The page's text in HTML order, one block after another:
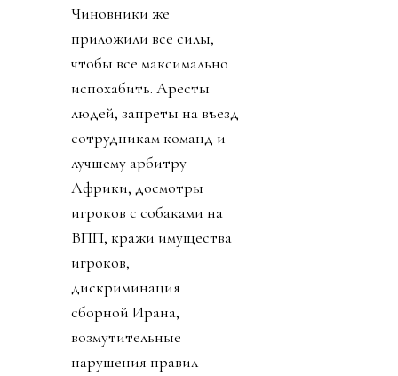
Чиновники же
приложили все силы,
чтобы все максимально
испохабить. Аресты
людей, запреты на въезд
сотрудникам команд и
лучшему арбитру
Африки, досмотры
игроков с собаками на
ВПП, кражи имущества
игроков,
дискриминация
сборной Ирана,
возмутительные
нарушения правил